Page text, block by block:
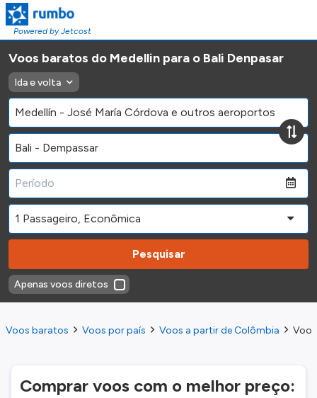
Powered by Jetcost
Voos baratos do Medellin para o Bali Denpasar
Ida e volta
Pesquisar
Apenas voos diretos
Voos baratos Voos por país Voos a partir de Colômbia
Comprar voos com o melhor preço: